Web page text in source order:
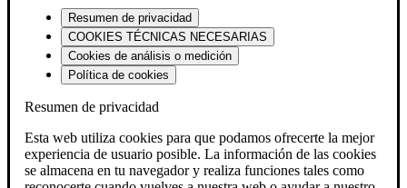
Resumen de privacidad
COOKIES TÉCNICAS NECESARIAS
Cookies de análisis o medición
Política de cookies
Resumen de privacidad
Esta web utiliza cookies para que podamos ofrecerte la mejor
experiencia de usuario posible. La información de las cookies
se almacena en tu navegador y realiza funciones tales como